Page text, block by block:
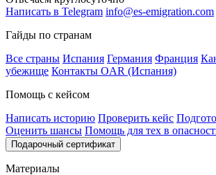
Написать в Telegram info@es-emigration.com
Гайды по странам
Все страны Испания Германия Франция
убежище Контакты OAR (Испания)
Помощь с кейсом
Написать историю Проверить кейс
Оценить шансы Помощь для тех в
Подарочный сертификат
Материалы